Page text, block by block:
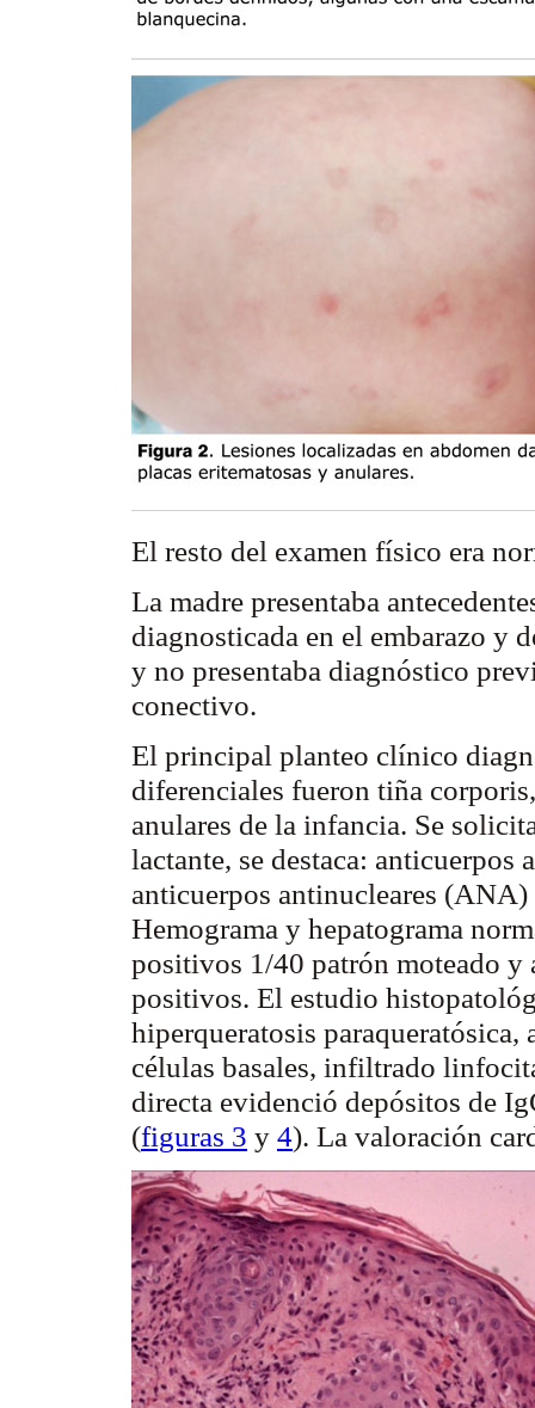
El resto del examen físico era
La madre presentaba
diagnosticada en el embarazo y
y no presentaba diagnóstico
conectivo.
El principal planteo clínico
diferenciales fueron tiña corporis
anulares de la infancia. Se
lactante, se destaca:
anticuerpos antinucleares
Hemograma y hepatograma
positivos 1/40 patrón moteado
positivos. El estudio
hiperqueratosis paraqueratósica,
células basales, infiltrado
directa evidenció depósitos de
(figuras 3 y 4). La valoración